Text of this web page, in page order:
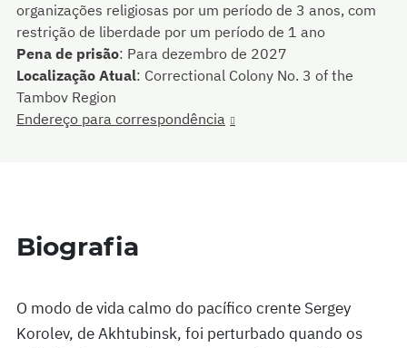
organizações religiosas por um período de 3 anos, com
restrição de liberdade por um período de 1 ano
Pena de prisão: Para dezembro de 2027
Localização Atual: Correctional Colony No. 3 of the
Tambov Region
Endereço para correspondência
Biografia
O modo de vida calmo do pacífico crente Sergey
Korolev, de Akhtubinsk, foi perturbado quando os